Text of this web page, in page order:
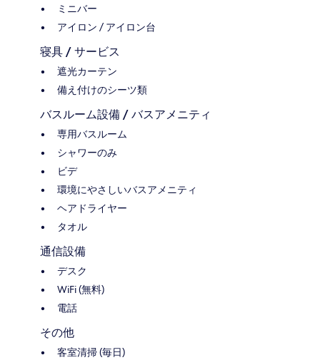
ミニバー
アイロン / アイロン台
寝具 / サービス
遮光カーテン
備え付けのシーツ類
バスルーム設備 / バスアメニティ
専用バスルーム
シャワーのみ
ビデ
環境にやさしいバスアメニティ
ヘアドライヤー
タオル
通信設備
デスク
WiFi (無料)
電話
その他
客室清掃 (毎日)